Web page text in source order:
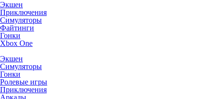
Экшен
Приключения
Симуляторы
Файтинги
Гонки
Xbox One
Экшен
Симуляторы
Гонки
Ролевые игры
Приключения
Аркады